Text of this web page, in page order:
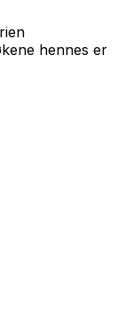
hennes er